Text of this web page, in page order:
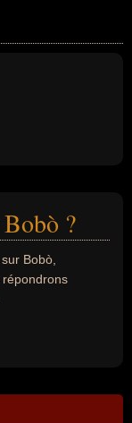
?
Bobò,